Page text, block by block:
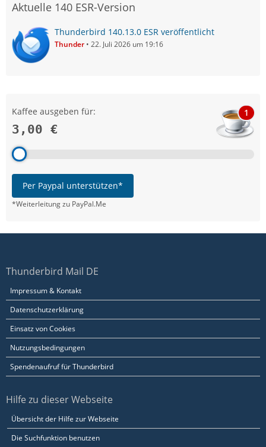
Aktuelle 140 ESR-Version
Thunderbird 140.13.0 ESR veröffentlicht
Thunder 22. Juli 2026 um 19:16
Kaffee ausgeben für:
3,00 €
1
Per Paypal unterstützen*
*Weiterleitung zu PayPal.Me
Thunderbird Mail DE
Impressum & Kontakt
Datenschutzerklärung
Einsatz von Cookies
Nutzungsbedingungen
Spendenaufruf für Thunderbird
Hilfe zu dieser Webseite
Übersicht der Hilfe zur Webseite
Die Suchfunktion benutzen